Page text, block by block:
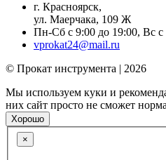
г. Красноярск,
ул. Маерчака, 109 Ж
Пн-Сб с 9:00 до 19:00, Вс с
vprokat24@mail.ru
© Прокат инструмента | 2026
Мы используем куки и
них сайт просто не сможет
Хорошо
×